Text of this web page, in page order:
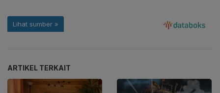
ARTIKEL TERKAIT